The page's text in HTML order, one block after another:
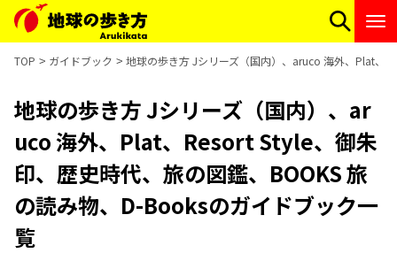
TOP ガイドブック 地球の歩き方 Jシリーズ（国内）、aruco 海外、Plat、
地球の歩き方 Jシリーズ（国内）、ar
uco 海外、Plat、Resort Style、御朱
印、歴史時代、旅の図鑑、BOOKS 旅
の読み物、D-Booksのガイドブック一
覧